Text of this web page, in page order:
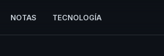
NOTAS TECNOLOGÍA